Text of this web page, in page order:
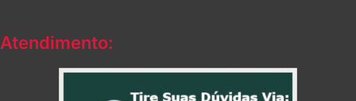
Atendimento: